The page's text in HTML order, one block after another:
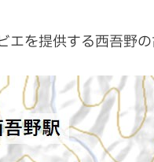
を提供する西吾野